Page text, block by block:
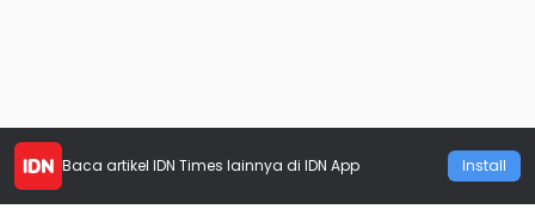
Baca artikel IDN Times lainnya di IDN App Install